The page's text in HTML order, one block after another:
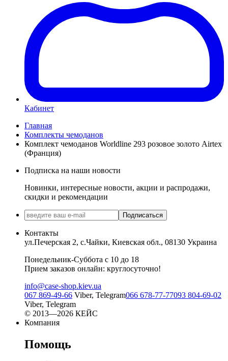
Кабинет
Главная
Комплекты чемоданов
Комплект чемоданов Worldline 293 розовое золото Airtex
(Франция)
Подписка на наши новости
Новинки, интересные новости, акции и распродажи,
скидки и рекомендации
Подписаться
Контакты
ул.Печерская 2, с.Чайки, Киевская обл., 08130 Украина
Понедельник-Суббота с 10 до 18
Прием заказов онлайн: круглосуточно!
info@case-shop.kiev.ua
067 869-49-66 Viber, Telegram066 678-77-77093 804-69-02
Viber, Telegram
© 2013—2026 КЕЙС
Компания
Помощь